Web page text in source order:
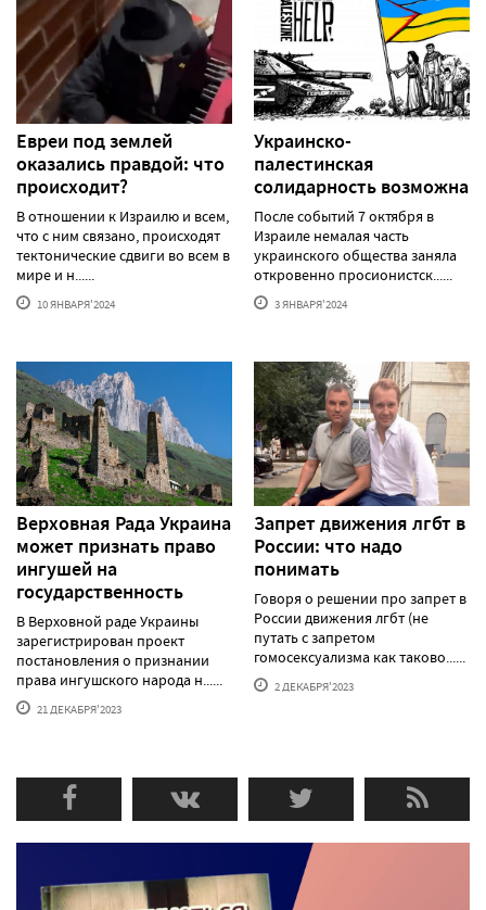
Евреи под землей
оказались правдой: что
происходит?
В отношении к Израилю и всем,
что с ним связано, происходят
тектонические сдвиги во всем в
мире и н......
10 ЯНВАРЯ'2024
Украинско-
палестинская
солидарность возможна
После событий 7 октября в
Израиле немалая часть
украинского общества заняла
откровенно просионистск......
3 ЯНВАРЯ'2024
Верховная Рада Украина
может признать право
ингушей на
государственность
В Верховной раде Украины
зарегистрирован проект
постановления о признании
права ингушского народа н......
21 ДЕКАБРЯ'2023
Запрет движения лгбт в
России: что надо
понимать
Говоря о решении про запрет в
России движения лгбт (не
путать с запретом
гомосексуализма как таково......
2 ДЕКАБРЯ'2023